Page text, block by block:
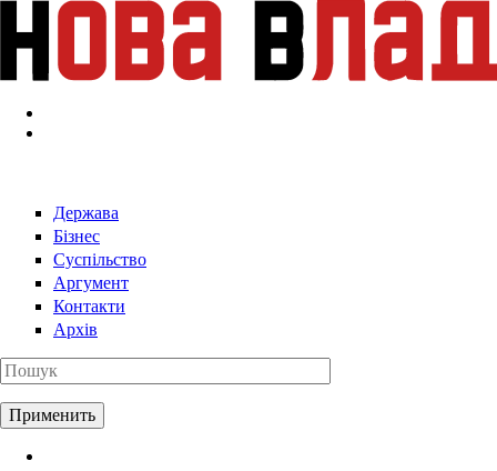
Перейти к основному содержанию
Держава
Бізнес
Суспільство
Аргумент
Контакти
Архів